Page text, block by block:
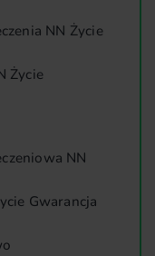
NN Życie
Życie
NN
Gwarancja